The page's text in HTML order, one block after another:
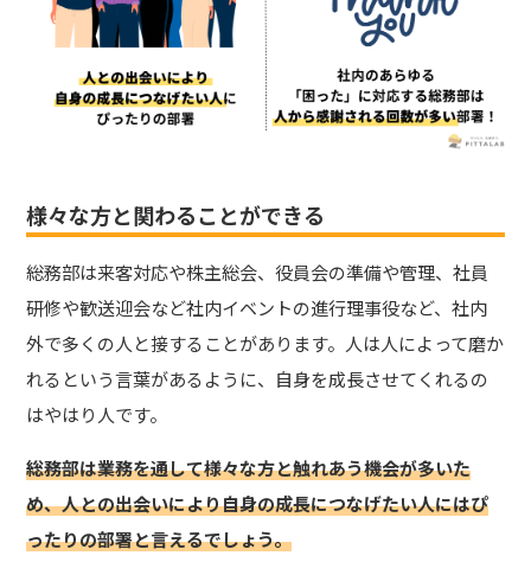
様々な方と関わることができる
総務部は来客対応や株主総会、役員会の準備や管理、社員
研修や歓送迎会など社内イベントの進行理事役など、社内
外で多くの人と接することがあります。人は人によって磨か
れるという言葉があるように、自身を成長させてくれるの
はやはり人です。
総務部は業務を通して様々な方と触れあう機会が多いた
め、人との出会いにより自身の成長につなげたい人にはぴ
ったりの部署と言えるでしょう。